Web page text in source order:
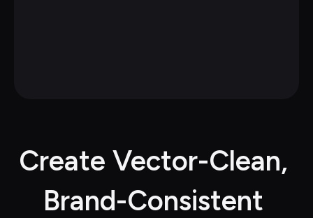
Create Vector-Clean,
Brand-Consistent